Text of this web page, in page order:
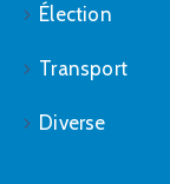
Élection
Transport
Diverse